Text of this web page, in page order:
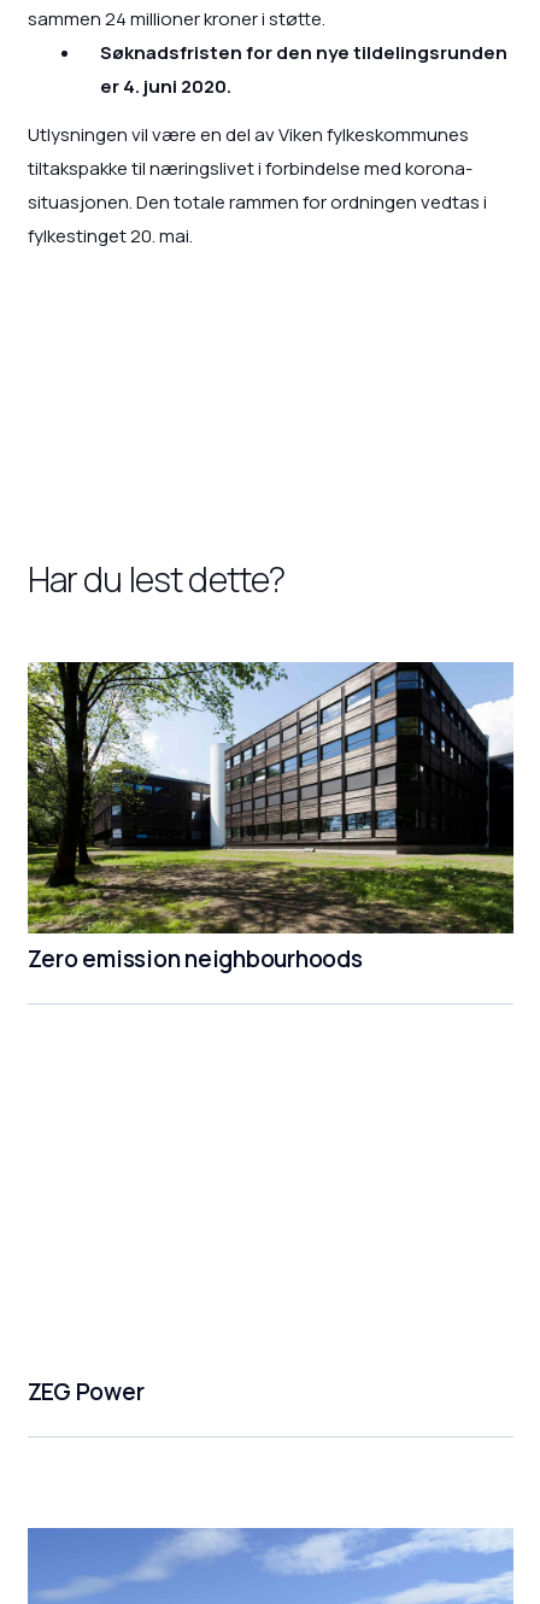
sammen 24 millioner kroner i støtte.
Søknadsfristen for den nye tildelingsrunden
er 4. juni 2020.
Utlysningen vil være en del av Viken fylkeskommunes
tiltakspakke til næringslivet i forbindelse med korona-
situasjonen. Den totale rammen for ordningen vedtas i
fylkestinget 20. mai.
Har du lest dette?
Zero emission neighbourhoods
ZEG Power